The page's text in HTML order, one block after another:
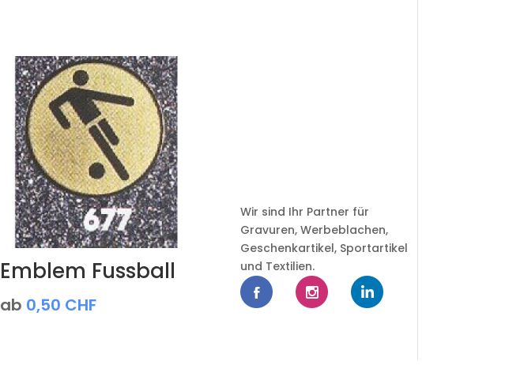
Emblem Fussball
ab 0,50 CHF
Wir sind Ihr Partner für
Gravuren, Werbeblachen,
Geschenkartikel, Sportartikel
und Textilien.